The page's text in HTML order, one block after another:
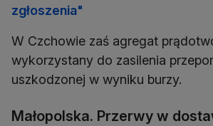
zgłoszenia"
W Czchowie zaś agregat
wykorzystany do zasilenia
uszkodzonej w wyniku burzy.
Małopolska. Przerwy w